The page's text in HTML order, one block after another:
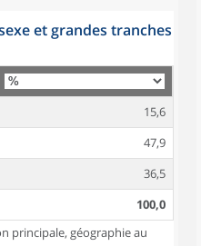
et grandes tranches
15,6
47,9
36,5
100,0
principale, géographie au